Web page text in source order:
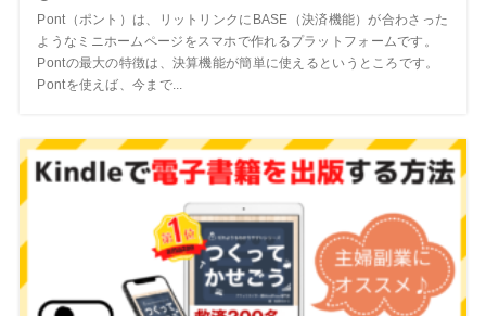
Pont（ポント）は、リットリンクにBASE（決済機能）が合わさった
ようなミニホームページをスマホで作れるプラットフォームです。
Pontの最大の特徴は、決算機能が簡単に使えるというところです。
Pontを使えば、今まで...